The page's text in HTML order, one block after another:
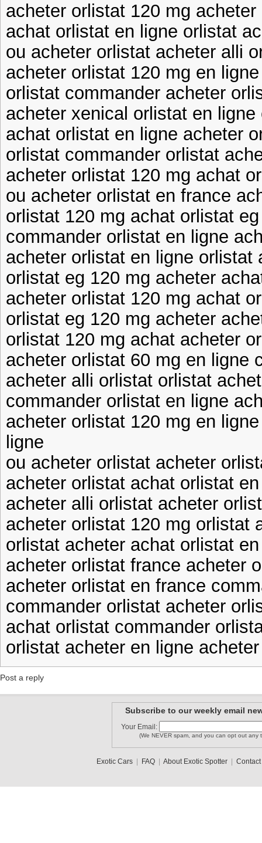
acheter orlistat 120 mg
achat orlistat en ligne orlistat
ou acheter orlistat acheter alli
acheter orlistat 120 mg en
orlistat commander acheter
acheter xenical orlistat en
achat orlistat en ligne acheter
orlistat commander orlistat
acheter orlistat 120 mg achat
ou acheter orlistat en france
orlistat 120 mg achat orlistat
commander orlistat en ligne
acheter orlistat en ligne orlistat
orlistat eg 120 mg acheter
acheter orlistat 120 mg achat
orlistat eg 120 mg acheter
orlistat 120 mg achat acheter
acheter orlistat 60 mg en ligne
acheter alli orlistat orlistat
commander orlistat en ligne
acheter orlistat 120 mg en
ligne
ou acheter orlistat acheter
acheter orlistat achat orlistat
acheter alli orlistat acheter
acheter orlistat 120 mg orlistat
orlistat acheter achat orlistat
acheter orlistat france acheter
acheter orlistat en france
commander orlistat acheter
achat orlistat commander
orlistat acheter en ligne
Post a reply
Subscribe to our weekly email
Your Email:
(We NEVER spam, and you can opt out any
Exotic Cars| FAQ| About Exotic Spotter| Contact